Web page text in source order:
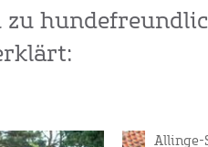
zu
Allinge-